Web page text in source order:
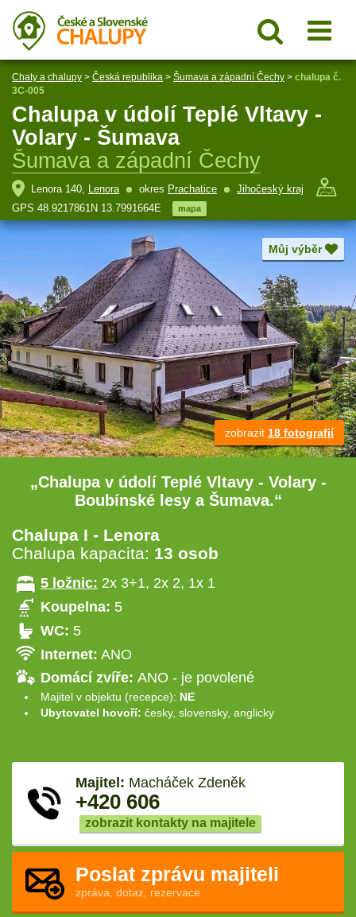
Chaty a chalupy > Česká republika > Šumava a západní Čechy > chalupa č.
3C-005
Chalupa v údolí Teplé Vltavy -
Volary - Šumava
Šumava a západní Čechy
Lenora 140, Lenora okres Prachatice
Jihočeský kraj
GPS 48.9217861N 13.7991664E
mapa
Můj výběr
zobrazit 18 fotografií
„Chalupa v údolí Teplé Vltavy - Volary -
Boubínské lesy a Šumava.“
Chalupa I - Lenora
Chalupa kapacita: 13 osob
5 ložnic: 2x 3+1, 2x 2, 1x 1
Koupelna: 5
WC: 5
Internet: ANO
Domácí zvíře: ANO - je povolené
Majitel v objektu (recepce): NE
Ubytovatel hovoří: česky, slovensky, anglicky
Majitel: Macháček Zdeněk
+420 606
zobrazit kontakty na majitele
Poslat zprávu majiteli
zpráva, dotaz, rezervace